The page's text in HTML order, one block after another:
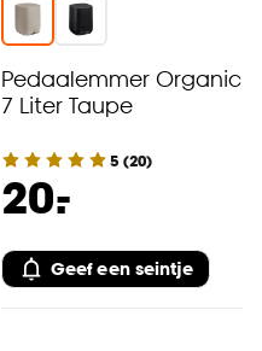
Pedaalemmer Organic
7 Liter Taupe
5 (20)
20.
-
Geef een seintje